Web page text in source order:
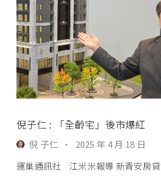
倪子仁 : 「全齡宅」後市爆紅
倪 子仁 ·
2025 年 4 月 18 日
運巢通訊社 江米米報導 新青安房